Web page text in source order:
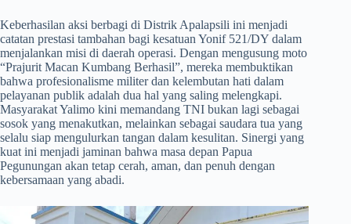
​Keberhasilan aksi berbagi di Distrik Apalapsili ini menjadi
catatan prestasi tambahan bagi kesatuan Yonif 521/DY dalam
menjalankan misi di daerah operasi. Dengan mengusung moto
“Prajurit Macan Kumbang Berhasil”, mereka membuktikan
bahwa profesionalisme militer dan kelembutan hati dalam
pelayanan publik adalah dua hal yang saling melengkapi.
Masyarakat Yalimo kini memandang TNI bukan lagi sebagai
sosok yang menakutkan, melainkan sebagai saudara tua yang
selalu siap mengulurkan tangan dalam kesulitan. Sinergi yang
kuat ini menjadi jaminan bahwa masa depan Papua
Pegunungan akan tetap cerah, aman, dan penuh dengan
kebersamaan yang abadi.